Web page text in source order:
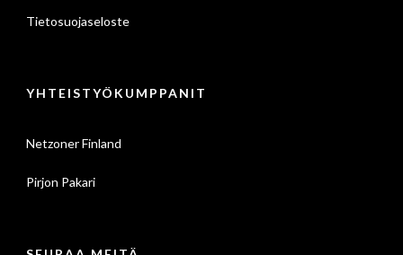
Tietosuojaseloste
YHTEISTYÖKUMPPANIT
Netzoner Finland
Pirjon Pakari